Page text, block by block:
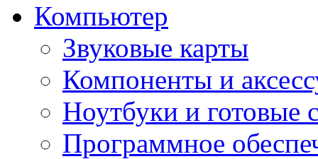
Компьютер
Звуковые карты
Компоненты и
Ноутбуки и готовые
Программное